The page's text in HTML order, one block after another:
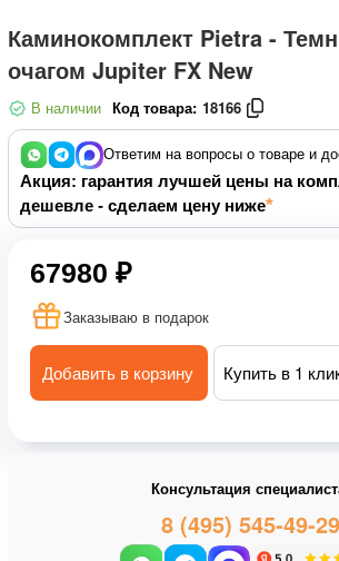
Каминокомплект Pietra -
очагом Jupiter FX New
В наличии Код товара: 18166
Ответим на вопросы о товаре и
Акция: гарантия лучшей цены на
дешевле - сделаем цену ниже
67980 ₽
Заказываю в подарок
Добавить в корзину Купить в 1
Консультация
8 (495) 545-49-29